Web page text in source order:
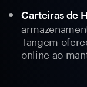
Carteiras de
Tangem
online ao